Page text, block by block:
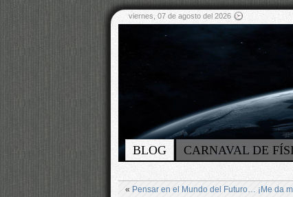
viernes, 07 de agosto del 2026
BLOG CARNAVAL DE
« Pensar en el Mundo del Futuro… ¡Me da